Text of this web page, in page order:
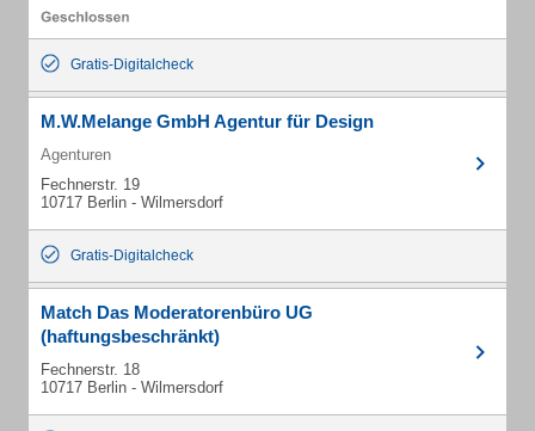
Gratis-Digitalcheck
M.W.Melange GmbH Agentur für Design
Agenturen
Fechnerstr. 19
10717 Berlin - Wilmersdorf
Gratis-Digitalcheck
Match Das Moderatorenbüro UG
(haftungsbeschränkt)
Fechnerstr. 18
10717 Berlin - Wilmersdorf